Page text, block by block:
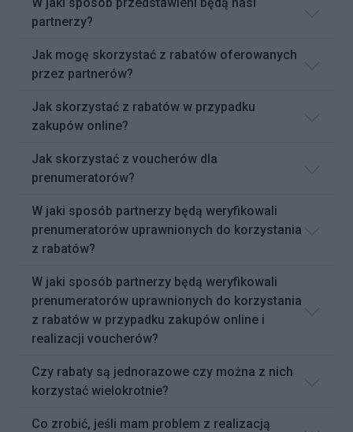
partnerzy?
Jak mogę skorzystać z rabatów oferowanych
przez partnerów?
Jak skorzystać z rabatów w przypadku
zakupów online?
Jak skorzystać z voucherów dla
prenumeratorów?
W jaki sposób partnerzy będą weryfikowali
prenumeratorów uprawnionych do korzystania
z rabatów?
W jaki sposób partnerzy będą weryfikowali
prenumeratorów uprawnionych do korzystania
z rabatów w przypadku zakupów online i
realizacji voucherów?
Czy rabaty są jednorazowe czy można z nich
korzystać wielokrotnie?
Co zrobić, jeśli mam problem z realizacją